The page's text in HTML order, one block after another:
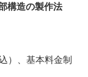
構造の製作法
）、基本料金制